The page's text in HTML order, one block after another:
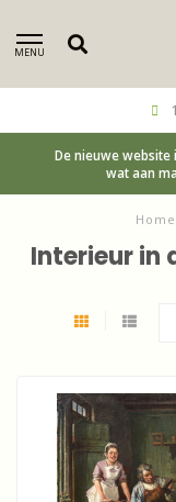
MENU
De nieuwe
wat aan
Home
Interieur in